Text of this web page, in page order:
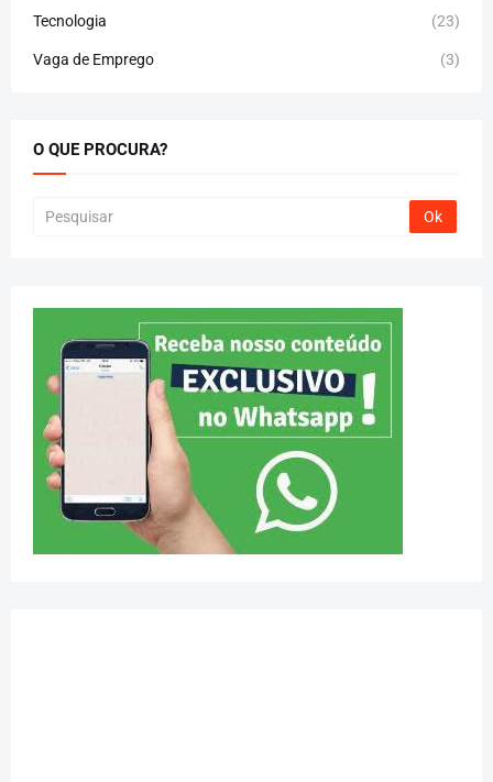
Tecnologia (23)
Vaga de Emprego (3)
O QUE PROCURA?